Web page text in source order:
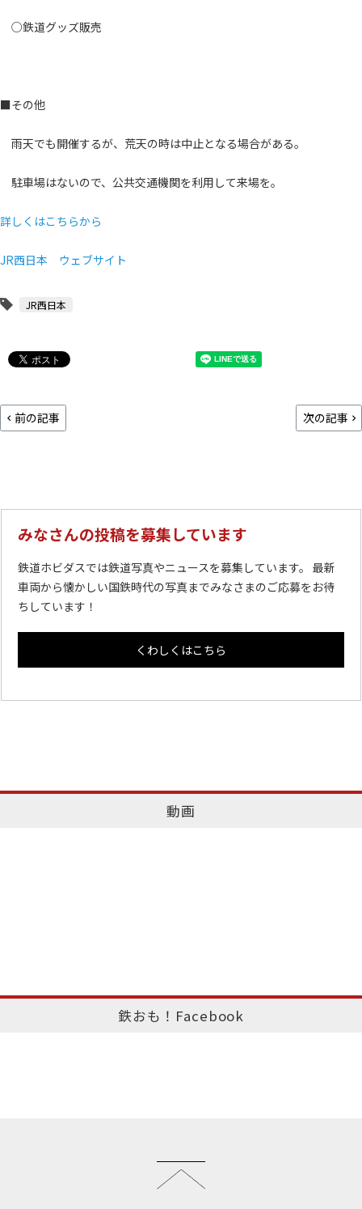
○鉄道グッズ販売
■その他
雨天でも開催するが、荒天の時は中止となる場合がある。
駐車場はないので、公共交通機関を利用して来場を。
詳しくはこちらから
JR西日本 ウェブサイト
JR西日本
前の記事 次の記事
みなさんの投稿を募集しています
鉄道ホビダスでは鉄道写真やニュースを募集しています。 最新
車両から懐かしい国鉄時代の写真までみなさまのご応募をお待
ちしています！
くわしくはこちら
動画
鉄おも！Facebook